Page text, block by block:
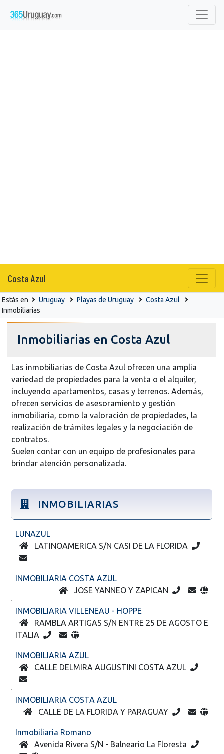
Costa Azul
Estás en Uruguay Playas de Uruguay
Costa Azul
Inmobiliarias
Inmobiliarias en Costa Azul
Las inmobiliarias de Costa Azul ofrecen una amplia
variedad de propiedades para la venta o el alquiler,
incluyendo apartamentos, casas y terrenos. Además,
ofrecen servicios de asesoramiento y gestión
inmobiliaria, como la valoración de propiedades, la
realización de trámites legales y la negociación de
contratos.
Suelen contar con un equipo de profesionales para
brindar atención personalizada.
INMOBILIARIAS
LUNAZUL
LATINOAMERICA S/N CASI DE LA FLORIDA
INMOBILIARIA COSTA AZUL
JOSE YANNEO Y ZAPICAN
INMOBILIARIA VILLENEAU - HOPPE
RAMBLA ARTIGAS S/N ENTRE 25 DE AGOSTO E
ITALIA
INMOBILIARIA AZUL
CALLE DELMIRA AUGUSTINI COSTA AZUL
INMOBILIARIA COSTA AZUL
CALLE DE LA FLORIDA Y PARAGUAY
Inmobiliaria Romano
Avenida Rivera S/N - Balneario La Floresta